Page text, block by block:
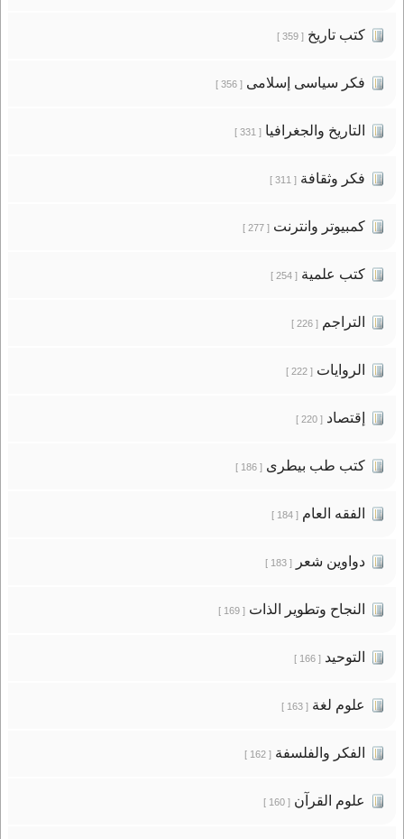
كتب تاريخ[ 359 ]
فكر سياسى إسلامى[ 356 ]
التاريخ والجغرافيا[ 331 ]
فكر وثقافة[ 311 ]
كمبيوتر وانترنت[ 277 ]
كتب علمية[ 254 ]
التراجم[ 226 ]
الروايات[ 222 ]
إقتصاد[ 220 ]
كتب طب بيطرى[ 186 ]
الفقه العام[ 184 ]
دواوين شعر[ 183 ]
النجاح وتطوير الذات[ 169 ]
التوحيد[ 166 ]
علوم لغة[ 163 ]
الفكر والفلسفة[ 162 ]
علوم القرآن[ 160 ]